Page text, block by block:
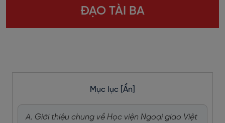
ĐẠO TÀI BA
Mục lục [Ẩn]
A. Giới thiệu chung về Học viện Ngoại giao Việt